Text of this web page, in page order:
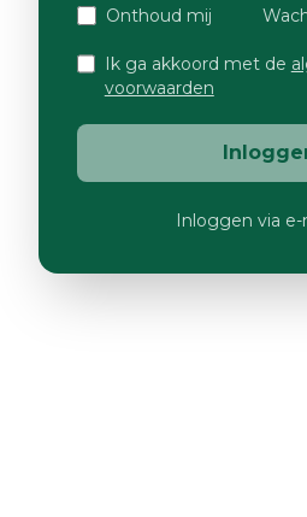
Onthoud mij
Ik ga akkoord met de
voorwaarden
Inloggen via e-